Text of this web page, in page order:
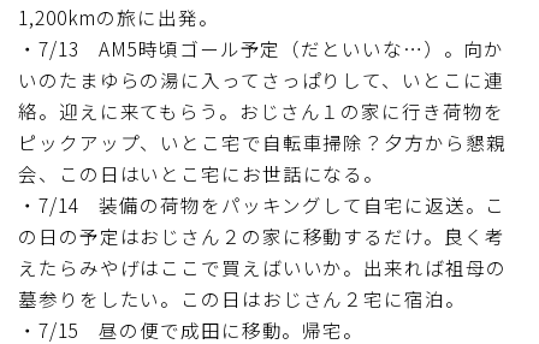
ブルべレポート2012
1,200kmの旅に出発。
・7/13 AM5時頃ゴール予定（だといいな…）。向か
いのたまゆらの湯に入ってさっぱりして、いとこに連
絡。迎えに来てもらう。おじさん１の家に行き荷物を
ピックアップ、いとこ宅で自転車掃除？夕方から懇親
会、この日はいとこ宅にお世話になる。
・7/14 装備の荷物をパッキングして自宅に返送。こ
の日の予定はおじさん２の家に移動するだけ。良く考
えたらみやげはここで買えばいいか。出来れば祖母の
墓参りをしたい。この日はおじさん２宅に宿泊。
・7/15 昼の便で成田に移動。帰宅。